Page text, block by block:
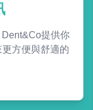
提供你
方便與舒適的